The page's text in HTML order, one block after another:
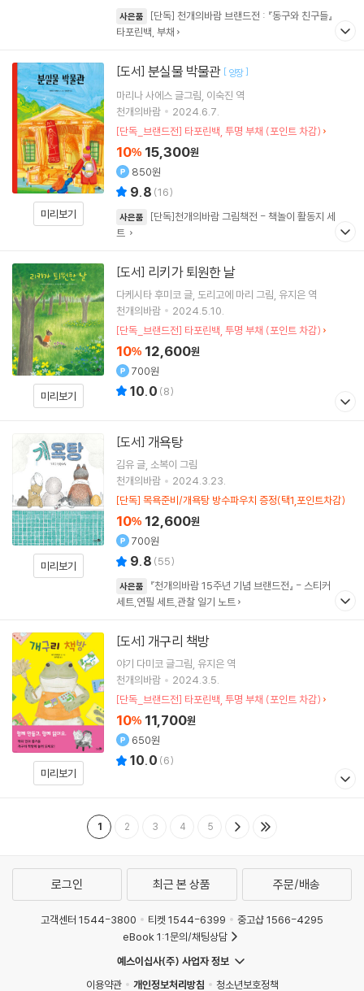
사은품
[단독] 천개의바람 브랜드전 : 『동구와 친구들』
타포린백, 부채
미리보기
[도서] 분실물 박물관 [ 양장]
마리나 사에스 글그림 이숙진 역
천개의바람
2024.6.7.
[단독_브랜드전] 타포린백, 투명 부채 (포인트 차감)
10% 15,300원
850원
9.8 (16)
사은품
[단독]천개의바람 그림책전 - 책놀이 활동지 세
트
미리보기
[도서] 리키가 퇴원한 날
다케시타 후미코 글 도리고에 마리 그림 유지은 역
천개의바람
2024.5.10.
[단독_브랜드전] 타포린백, 투명 부채 (포인트 차감)
10% 12,600원
700원
10.0 (8)
미리보기
[도서] 개욕탕
김유글 소복이 그림
천개의바람
2024.3.23.
[단독] 목욕준비/개욕탕 방수파우치 증정(택1,포인트차감)
10% 12,600원
700원
9.8 (55)
사은품
『천개의바람 15주년 기념 브랜드전』 - 스티커
세트,연필 세트,관찰 일기 노트
미리보기
[도서] 개구리 책방
야기 다미코 글그림 유지은 역
천개의바람
2024.3.5.
[단독_브랜드전] 타포린백, 투명 부채 (포인트 차감)
10% 11,700원
650원
10.0 (6)
1 2 3 4 5
로그인 최근 본 상품 주문/배송
고객센터 1544-3800 티켓 1544-6399
중고샵 1566-4295
eBook 1:1문의/채팅상담
예스이십사(주) 사업자 정보
이용약관
개인정보처리방침 청소년보호정책